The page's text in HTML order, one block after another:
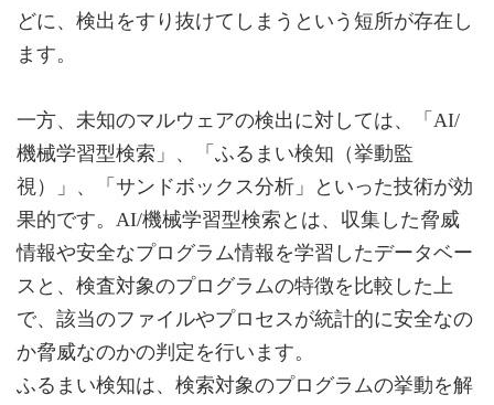
どに、検出をすり抜けてしまうという短所が存在し
ます。
一方、未知のマルウェアの検出に対しては、「AI/
機械学習型検索」、「ふるまい検知（挙動監
視）」、「サンドボックス分析」といった技術が効
果的です。AI/機械学習型検索とは、収集した脅威
情報や安全なプログラム情報を学習したデータベー
スと、検査対象のプログラムの特徴を比較した上
で、該当のファイルやプロセスが統計的に安全なの
か脅威なのかの判定を行います。
ふるまい検知は、検索対象のプログラムの挙動を解